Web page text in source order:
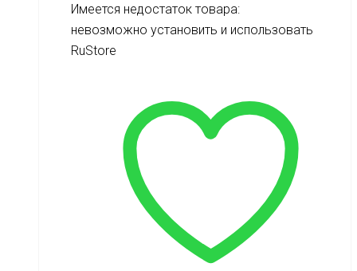
Имеется недостаток товара:
невозможно установить и использовать
RuStore